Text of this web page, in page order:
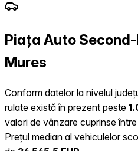
Piața Auto
Mures
Conform datelor la nivelul
rulate există în prezent peste
valori de vânzare cuprinse între
Prețul median al vehiculelor